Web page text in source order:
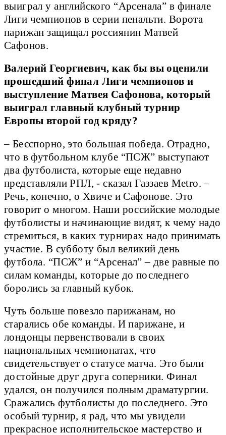
выиграл у английского “Арсенала” в финале
Лиги чемпионов в серии пенальти. Ворота
парижан защищал россиянин Матвей
Сафонов.
Валерий Георгиевич, как бы вы оценили
прошедший финал Лиги чемпионов и
выступление Матвея Сафонова, который
выиграл главный клубный турнир
Европы второй год кряду?
– Бесспорно, это большая победа. Отрадно,
что в футбольном клубе “ПСЖ” выступают
два футболиста, которые еще недавно
представляли РПЛ, - сказал Газзаев Metro. –
Речь, конечно, о Хвиче и Сафонове. Это
говорит о многом. Наши российские молодые
футболисты и начинающие видят, к чему надо
стремиться, в каких турнирах надо принимать
участие. В субботу был великий день
футбола. “ПСЖ” и “Арсенал” – две равные по
силам команды, которые до последнего
боролись за главный кубок.
Чуть больше повезло парижанам, но
старались обе команды. И парижане, и
лондонцы первенствовали в своих
национальных чемпионатах, что
свидетельствует о статусе матча. Это были
достойные друг друга соперники. Финал
удался, он получился полным драматургии.
Сражались футболисты до последнего. Это
особый турнир, я рад, что мы увидели
прекрасное исполнительское мастерство и